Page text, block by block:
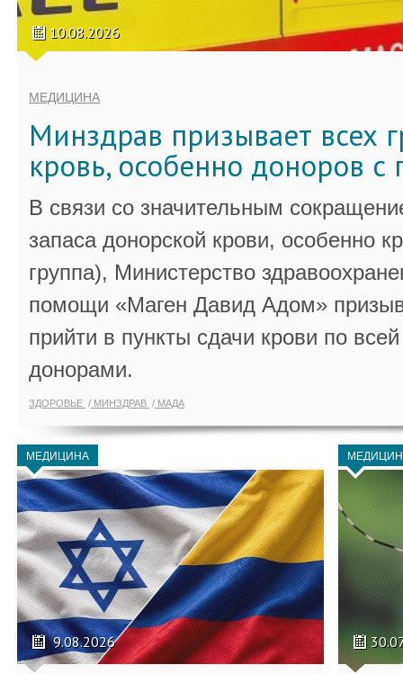
10.08.2026
МЕДИЦИНА
Минздрав призывает всех
кровь, особенно доноров с
В связи со значительным
запаса донорской крови, особенно
группа), Министерство
помощи «Маген Давид Адом»
прийти в пункты сдачи крови по
донорами.
ЗДОРОВЬЕ МИНЗДРАВ МАДА
МЕДИЦИНА
9.08.2026